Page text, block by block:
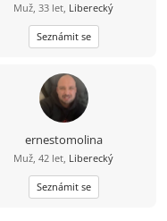
Muž, 33 let, Liberecký
Seznámit se
ernestomolina
Muž, 42 let, Liberecký
Seznámit se